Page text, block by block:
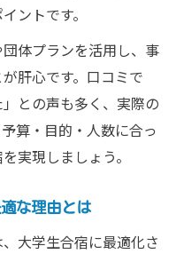
ントです。
体プランを活用し、事
肝心です。口コミで
との声も多く、実際の
算・目的・人数に合っ
実現しましょう。
な理由とは
大学生合宿に最適化さ